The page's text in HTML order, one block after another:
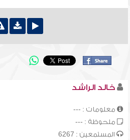
خالد الراشد
معلومات : ---
ملحوظة : ---
المستمعين : 6267